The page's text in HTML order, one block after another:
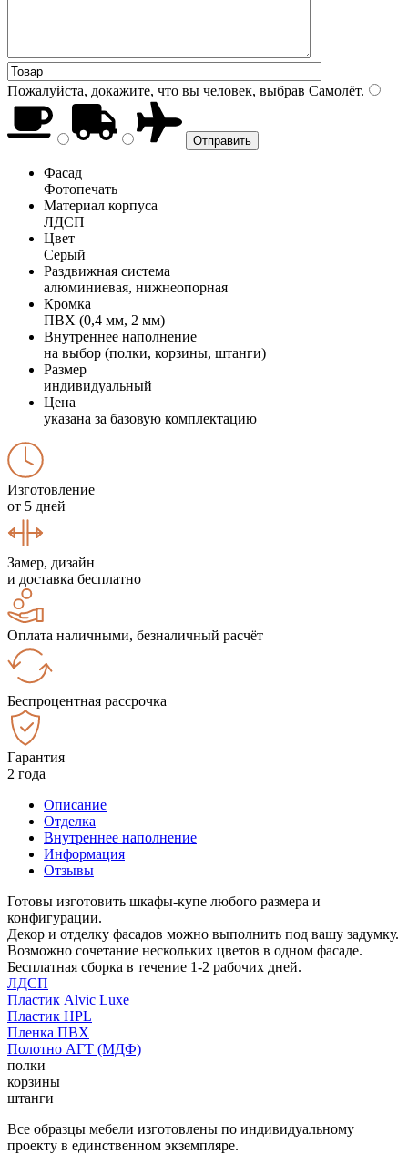
Пожалуйста, докажите, что вы человек, выбрав Самолёт.
Фасад
Фотопечать
Материал корпуса
ЛДСП
Цвет
Серый
Раздвижная система
алюминиевая, нижнеопорная
Кромка
ПВХ (0,4 мм, 2 мм)
Внутреннее наполнение
на выбор (полки, корзины, штанги)
Размер
индивидуальный
Цена
указана за базовую комплектацию
Изготовление
от 5 дней
Замер, дизайн
и доставка бесплатно
Оплата наличными, безналичный расчёт
Беспроцентная рассрочка
Гарантия
2 года
Описание
Отделка
Внутреннее наполнение
Информация
Отзывы
Готовы изготовить шкафы-купе любого размера и
конфигурации.
Декор и отделку фасадов можно выполнить под вашу задумку.
Возможно сочетание нескольких цветов в одном фасаде.
Бесплатная сборка в течение 1-2 рабочих дней.
ЛДСП
Пластик Alvic Luxe
Пластик HPL
Пленка ПВХ
Полотно АГТ (МДФ)
полки
корзины
штанги
Все образцы мебели изготовлены по индивидуальному
проекту в единственном экземпляре.